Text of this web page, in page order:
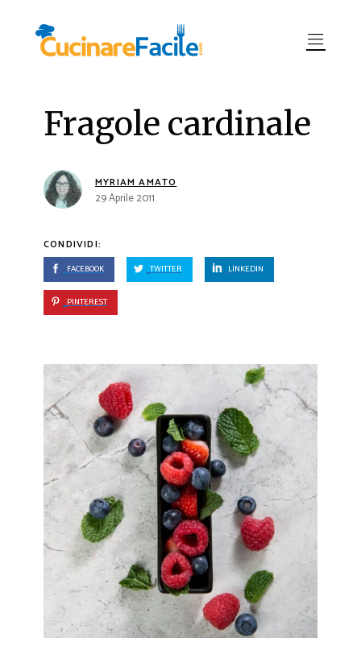
Fragole cardinale
MYRIAM AMATO
29 Aprile 2011
CONDIVIDI:
FACEBOOK TWITTER LINKEDIN
PINTEREST